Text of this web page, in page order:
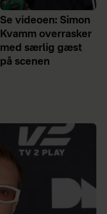
Se videoen: Simon
Kvamm overrasker
med særlig gæst
på scenen